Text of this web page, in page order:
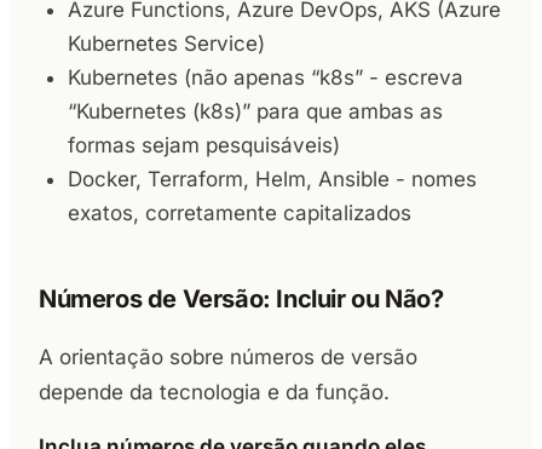
Azure Functions, Azure DevOps, AKS (Azure
Kubernetes Service)
Kubernetes (não apenas “k8s” - escreva
“Kubernetes (k8s)” para que ambas as
formas sejam pesquisáveis)
Docker, Terraform, Helm, Ansible - nomes
exatos, corretamente capitalizados
Números de Versão: Incluir ou Não?
A orientação sobre números de versão
depende da tecnologia e da função.